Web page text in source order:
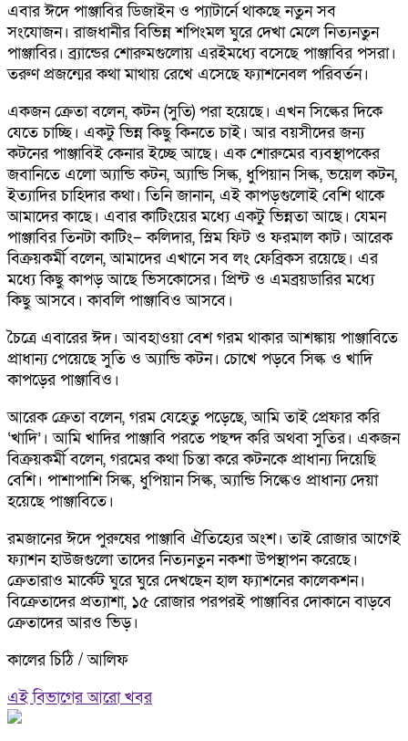
এবার ঈদে পাঞ্জাবির ডিজাইন ও প্যাটার্নে থাকছে নতুন সব
সংযোজন। রাজধানীর বিভিন্ন শপিংমল ঘুরে দেখা মেলে নিত্যনতুন
পাঞ্জাবির। ব্র্যান্ডের শোরুমগুলোয় এরইমধ্যে বসেছে পাঞ্জাবির পসরা।
তরুণ প্রজন্মের কথা মাথায় রেখে এসেছে ফ্যাশনেবল পরিবর্তন।
একজন ক্রেতা বলেন, কটন (সুতি) পরা হয়েছে। এখন সিল্কের দিকে
যেতে চাচ্ছি। একটু ভিন্ন কিছু কিনতে চাই। আর বয়সীদের জন্য
কটনের পাঞ্জাবিই কেনার ইচ্ছে আছে। এক শোরুমের ব্যবস্থাপকের
জবানিতে এলো অ্যান্ডি কটন, অ্যান্ডি সিল্ক, ধুপিয়ান সিল্ক, ভয়েল কটন,
ইত্যাদির চাহিদার কথা। তিনি জানান, এই কাপড়গুলোই বেশি থাকে
আমাদের কাছে। এবার কাটিংয়ের মধ্যে একটু ভিন্নতা আছে। যেমন
পাঞ্জাবির তিনটা কাটিং– কলিদার, স্লিম ফিট ও ফরমাল কাট। আরেক
বিক্রয়কর্মী বলেন, আমাদের এখানে সব লং ফেব্রিকস রয়েছে। এর
মধ্যে কিছু কাপড় আছে ভিসকোসের। প্রিন্ট ও এমব্রয়ডারির মধ্যে
কিছু আসবে। কাবলি পাঞ্জাবিও আসবে।
চৈত্রে এবারের ঈদ। আবহাওয়া বেশ গরম থাকার আশঙ্কায় পাঞ্জাবিতে
প্রাধান্য পেয়েছে সুতি ও অ্যান্ডি কটন। চোখে পড়বে সিল্ক ও খাদি
কাপড়ের পাঞ্জাবিও।
আরেক ক্রেতা বলেন, গরম যেহেতু পড়েছে, আমি তাই প্রেফার করি
‘খাদি’। আমি খাদির পাঞ্জাবি পরতে পছন্দ করি অথবা সুতির। একজন
বিক্রয়কর্মী বলেন, গরমের কথা চিন্তা করে কটনকে প্রাধান্য দিয়েছি
বেশি। পাশাপাশি সিল্ক, ধুপিয়ান সিল্ক, অ্যান্ডি সিল্কেও প্রাধান্য দেয়া
হয়েছে পাঞ্জাবিতে।
রমজানের ঈদে পুরুষের পাঞ্জাবি ঐতিহ্যের অংশ। তাই রোজার আগেই
ফ্যাশন হাউজগুলো তাদের নিত্যনতুন নকশা উপস্থাপন করেছে।
ক্রেতারাও মার্কেট ঘুরে ঘুরে দেখছেন হাল ফ্যাশনের কালেকশন।
বিক্রেতাদের প্রত্যাশা, ১৫ রোজার পরপরই পাঞ্জাবির দোকানে বাড়বে
ক্রেতাদের আরও ভিড়।
কালের চিঠি / আলিফ
এই বিভাগের আরো খবর